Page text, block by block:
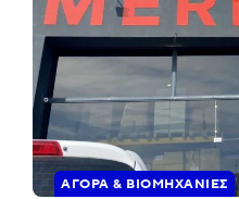
ΑΓΟΡΆ & ΒΙΟΜΗΧΑΝΊΕΣ